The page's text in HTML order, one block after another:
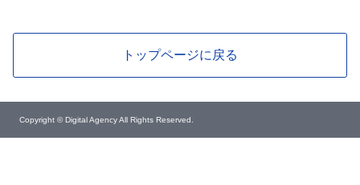
トップページに戻る
Copyright © Digital Agency All Rights Reserved.